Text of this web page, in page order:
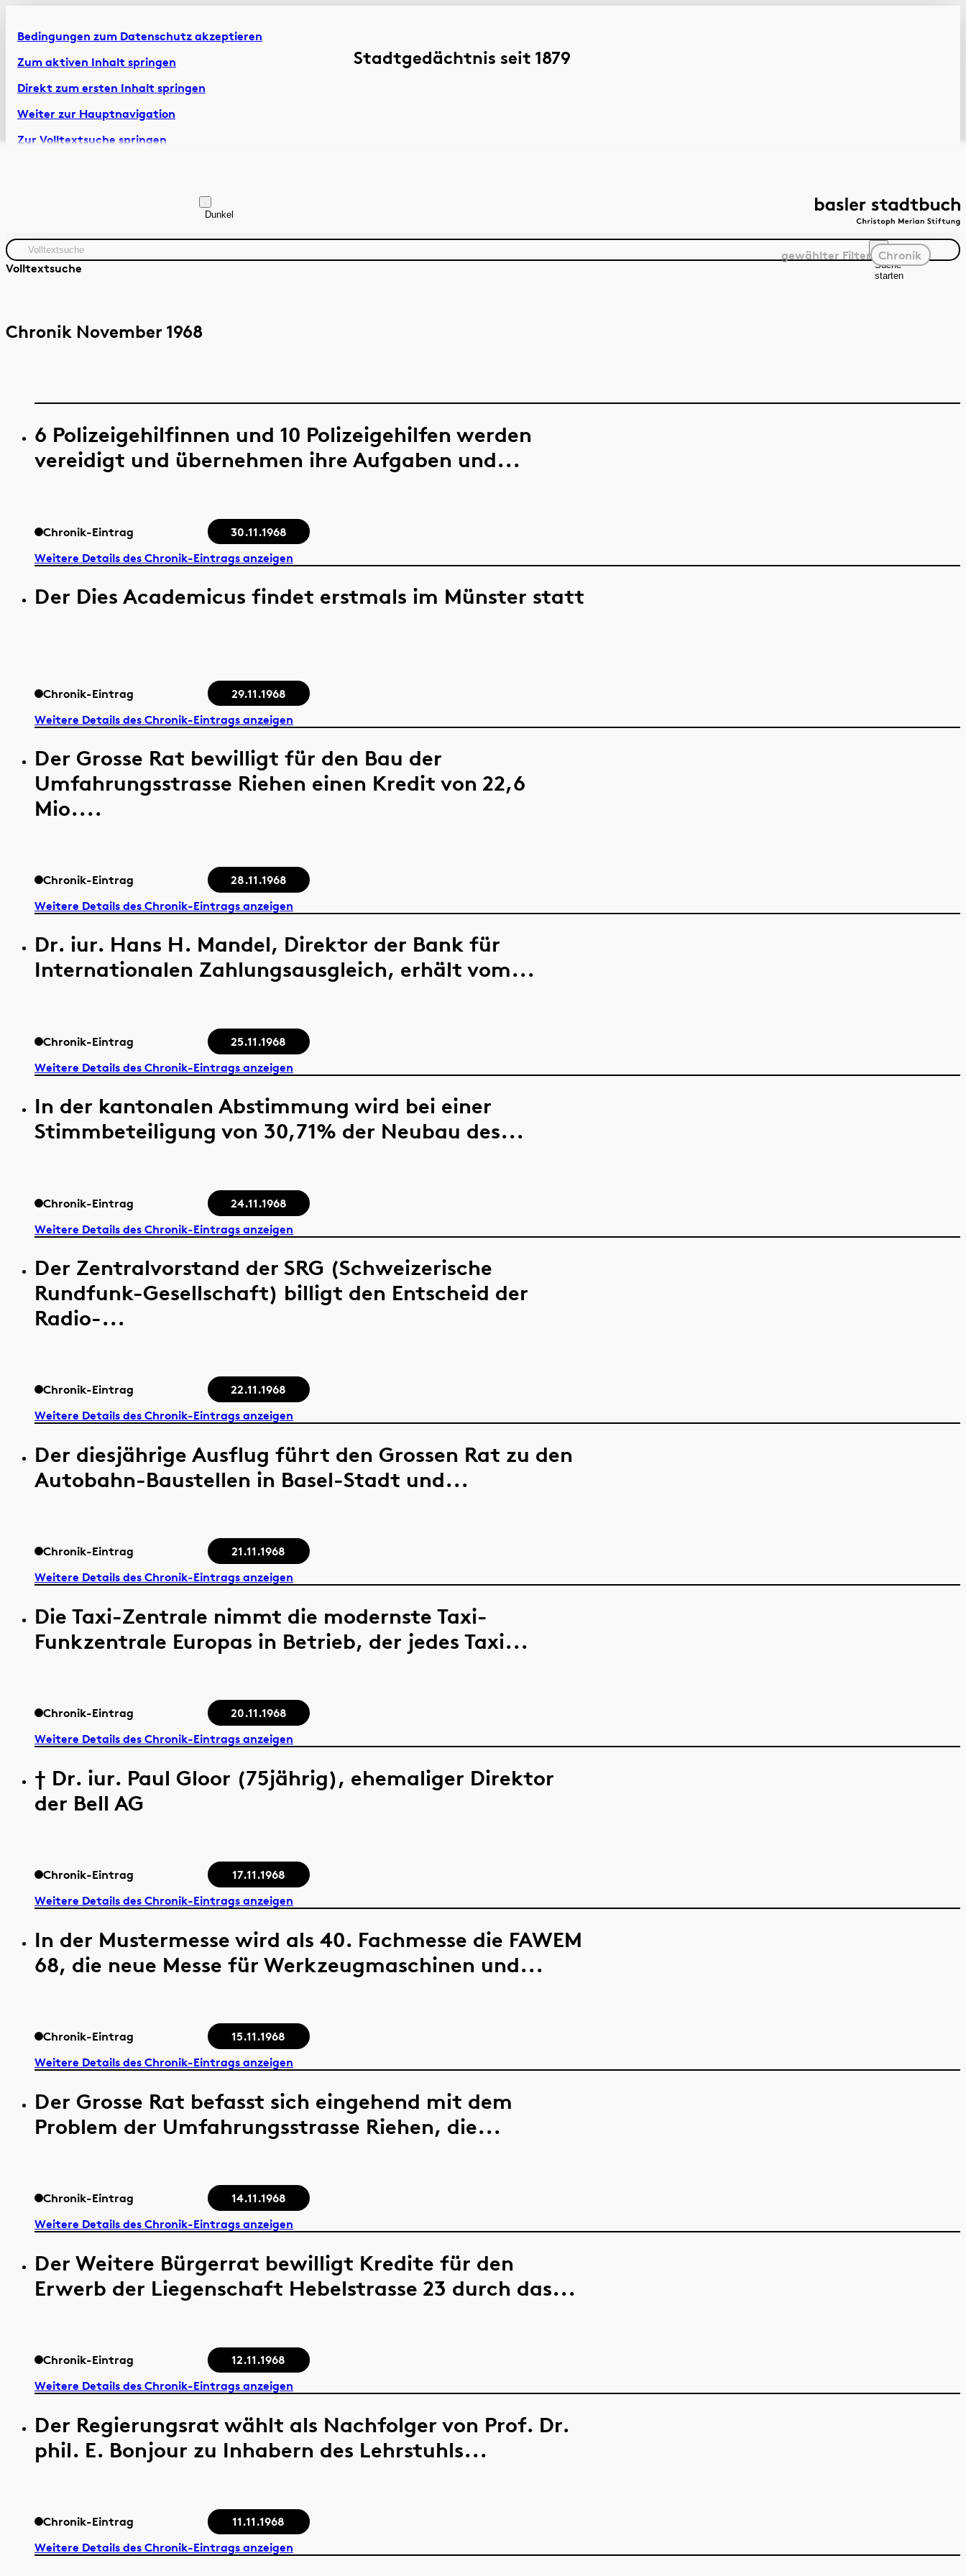
Bedingungen zum Datenschutz akzeptieren
Zum aktiven Inhalt springen
Direkt zum ersten Inhalt springen
Weiter zur Hauptnavigation
Zur Volltextsuche springen
Dunkel
Volltextsuche
Suche
starten
gewählter Filter Chronik
Stadtgedächtnis seit 1879
Chronik November 1968
6 Polizeigehilfinnen und 10 Polizeigehilfen werden
vereidigt und übernehmen ihre Aufgaben und...
Chronik-Eintrag
30.11.1968
Weitere Details des Chronik-Eintrags anzeigen
Der Dies Academicus findet erstmals im Münster statt
Chronik-Eintrag
29.11.1968
Weitere Details des Chronik-Eintrags anzeigen
Der Grosse Rat bewilligt für den Bau der
Umfahrungsstrasse Riehen einen Kredit von 22,6
Mio....
Chronik-Eintrag
28.11.1968
Weitere Details des Chronik-Eintrags anzeigen
Dr. iur. Hans H. Mandel, Direktor der Bank für
Internationalen Zahlungsausgleich, erhält vom...
Chronik-Eintrag
25.11.1968
Weitere Details des Chronik-Eintrags anzeigen
In der kantonalen Abstimmung wird bei einer
Stimmbeteiligung von 30,71% der Neubau des...
Chronik-Eintrag
24.11.1968
Weitere Details des Chronik-Eintrags anzeigen
Der Zentralvorstand der SRG (Schweizerische
Rundfunk-Gesellschaft) billigt den Entscheid der
Radio-...
Chronik-Eintrag
22.11.1968
Weitere Details des Chronik-Eintrags anzeigen
Der diesjährige Ausflug führt den Grossen Rat zu den
Autobahn-Baustellen in Basel-Stadt und...
Chronik-Eintrag
21.11.1968
Weitere Details des Chronik-Eintrags anzeigen
Die Taxi-Zentrale nimmt die modernste Taxi-
Funkzentrale Europas in Betrieb, der jedes Taxi...
Chronik-Eintrag
20.11.1968
Weitere Details des Chronik-Eintrags anzeigen
† Dr. iur. Paul Gloor (75jährig), ehemaliger Direktor
der Bell AG
Chronik-Eintrag
17.11.1968
Weitere Details des Chronik-Eintrags anzeigen
In der Mustermesse wird als 40. Fachmesse die FAWEM
68, die neue Messe für Werkzeugmaschinen und...
Chronik-Eintrag
15.11.1968
Weitere Details des Chronik-Eintrags anzeigen
Der Grosse Rat befasst sich eingehend mit dem
Problem der Umfahrungsstrasse Riehen, die...
Chronik-Eintrag
14.11.1968
Weitere Details des Chronik-Eintrags anzeigen
Der Weitere Bürgerrat bewilligt Kredite für den
Erwerb der Liegenschaft Hebelstrasse 23 durch das...
Chronik-Eintrag
12.11.1968
Weitere Details des Chronik-Eintrags anzeigen
Der Regierungsrat wählt als Nachfolger von Prof. Dr.
phil. E. Bonjour zu Inhabern des Lehrstuhls...
Chronik-Eintrag
11.11.1968
Weitere Details des Chronik-Eintrags anzeigen